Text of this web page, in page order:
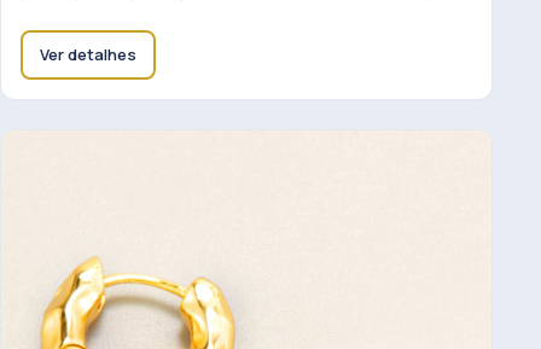
Ver detalhes